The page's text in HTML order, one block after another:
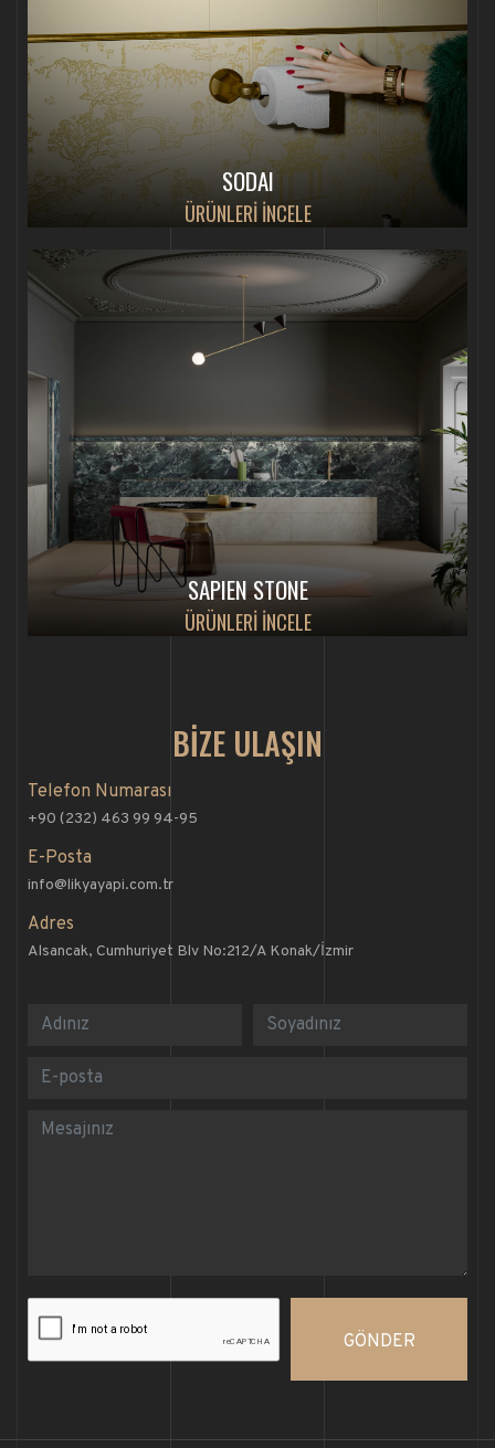
SODAI
ÜRÜNLERİ İNCELE
SAPIEN STONE
ÜRÜNLERİ İNCELE
BİZE ULAŞIN
Telefon Numarası
+90 (232) 463 99 94-95
E-Posta
info@likyayapi.com.tr
Adres
Alsancak, Cumhuriyet Blv No:212/A Konak/İzmir
GÖNDER